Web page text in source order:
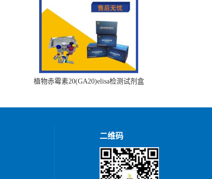
植物赤霉素20(GA20)elisa检测试剂盒
二维码